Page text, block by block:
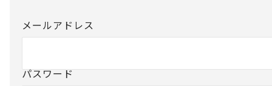
メールアドレス
パスワード